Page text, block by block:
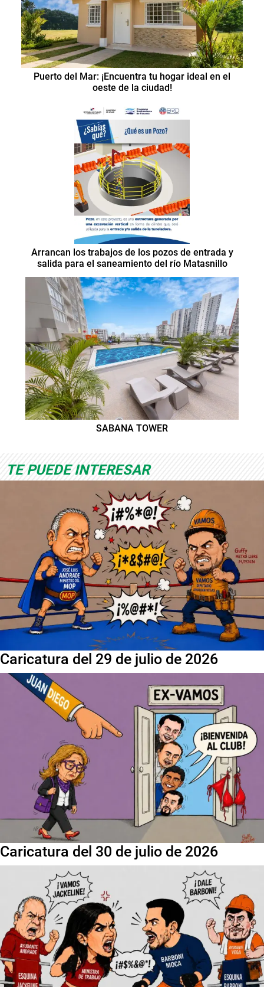
Puerto del Mar: ¡Encuentra tu hogar ideal en el
oeste de la ciudad!
Arrancan los trabajos de los pozos de entrada y
salida para el saneamiento del río Matasnillo
SABANA TOWER
TE PUEDE INTERESAR
Caricatura del 29 de julio de 2026
Caricatura del 30 de julio de 2026